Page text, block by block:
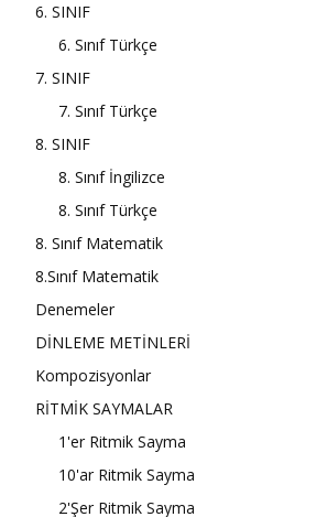
6. SINIF
6. Sınıf Türkçe
7. SINIF
7. Sınıf Türkçe
8. SINIF
8. Sınıf İngilizce
8. Sınıf Türkçe
8. Sınıf Matematik
8.Sınıf Matematik
Denemeler
DİNLEME METİNLERİ
Kompozisyonlar
RİTMİK SAYMALAR
1'er Ritmik Sayma
10'ar Ritmik Sayma
2'Şer Ritmik Sayma